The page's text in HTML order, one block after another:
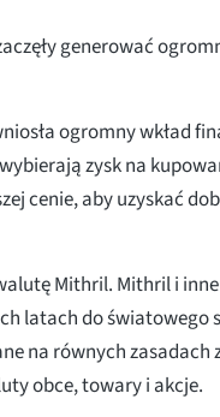
generować
ogromny wkład
zysk na
cenie, aby uzyskać
Mithril. Mithril i
latach do światowego
na równych
obce, towary i akcje.